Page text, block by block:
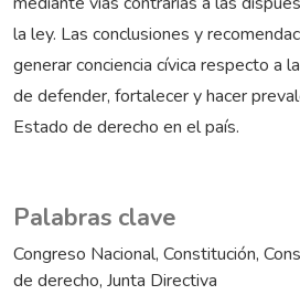
Palabras clave
Congreso Nacional Constitución
de derecho Junta Directiva
la ley. Las conclusiones y
generar conciencia cívica respecto a
de defender, fortalecer y hacer
Estado de derecho en el país.